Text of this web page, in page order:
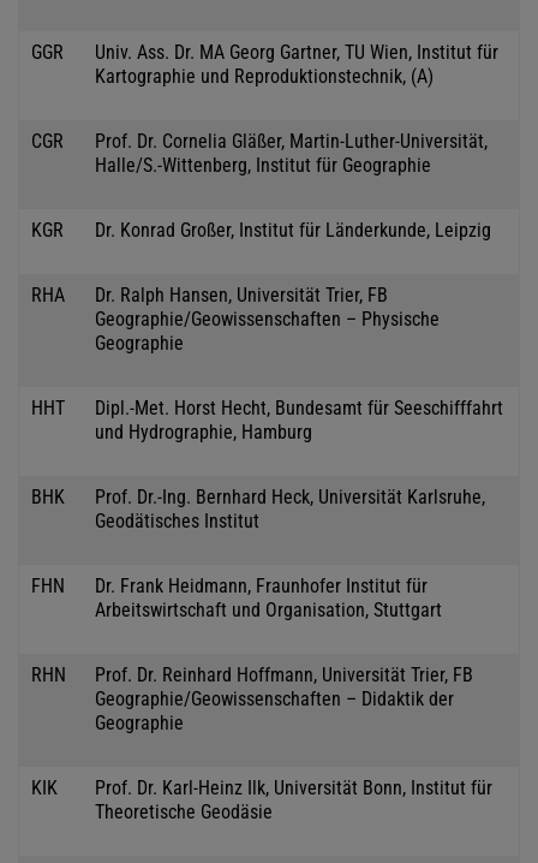
GGR
Univ. Ass. Dr. MA Georg Gartner, TU Wien, Institut für
Kartographie und Reproduktionstechnik, (A)
CGR
Prof. Dr. Cornelia Gläßer, Martin-Luther-Universität,
Halle/S.-Wittenberg, Institut für Geographie
KGR Dr. Konrad Großer, Institut für Länderkunde, Leipzig
RHA
Dr. Ralph Hansen, Universität Trier, FB
Geographie/Geowissenschaften – Physische
Geographie
HHT
Dipl.-Met. Horst Hecht, Bundesamt für Seeschifffahrt
und Hydrographie, Hamburg
BHK
Prof. Dr.-Ing. Bernhard Heck, Universität Karlsruhe,
Geodätisches Institut
FHN
Dr. Frank Heidmann, Fraunhofer Institut für
Arbeitswirtschaft und Organisation, Stuttgart
RHN
Prof. Dr. Reinhard Hoffmann, Universität Trier, FB
Geographie/Geowissenschaften – Didaktik der
Geographie
KIK
Prof. Dr. Karl-Heinz Ilk, Universität Bonn, Institut für
Theoretische Geodäsie